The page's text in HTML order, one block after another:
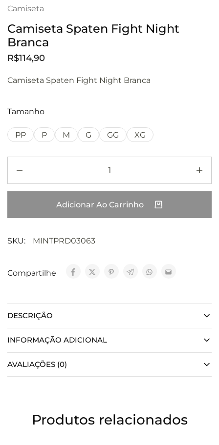
Camiseta
Camiseta Spaten Fight Night
Branca
R$114,90
Camiseta Spaten Fight Night Branca
Tamanho
PP P M G GG XG
Adicionar Ao Carrinho
SKU: MINTPRD03063
Compartilhe
DESCRIÇÃO
INFORMAÇÃO ADICIONAL
AVALIAÇÕES (0)
Produtos relacionados